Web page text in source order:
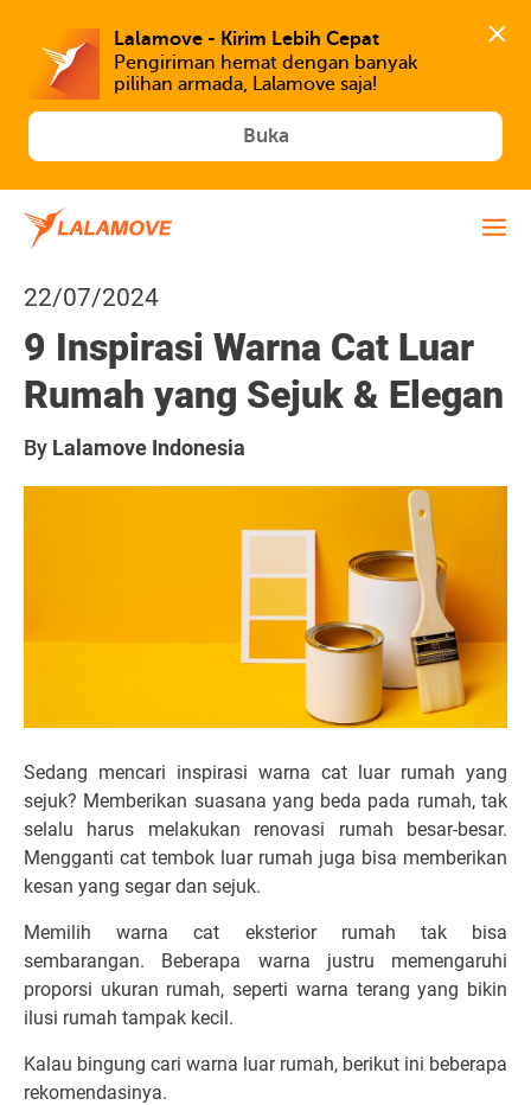
Lalamove - Kirim Lebih Cepat
Pengiriman hemat dengan banyak
Buka
22/07/2024
9 Inspirasi Warna Cat Luar
Rumah yang Sejuk & Elegan
By Lalamove Indonesia
Sedang mencari inspirasi warna cat luar rumah yang
sejuk? Memberikan suasana yang beda pada rumah, tak
selalu harus melakukan renovasi rumah besar-besar.
Mengganti cat tembok luar rumah juga bisa memberikan
kesan yang segar dan sejuk.
Memilih warna cat eksterior rumah tak bisa
sembarangan. Beberapa warna justru memengaruhi
proporsi ukuran rumah, seperti warna terang yang bikin
ilusi rumah tampak kecil.
Kalau bingung cari warna luar rumah, berikut ini beberapa
rekomendasinya.